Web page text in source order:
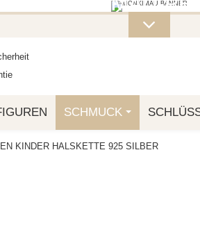
OTTO.
SCHMUCK
KINDER HALSKETTE 925 SILBER